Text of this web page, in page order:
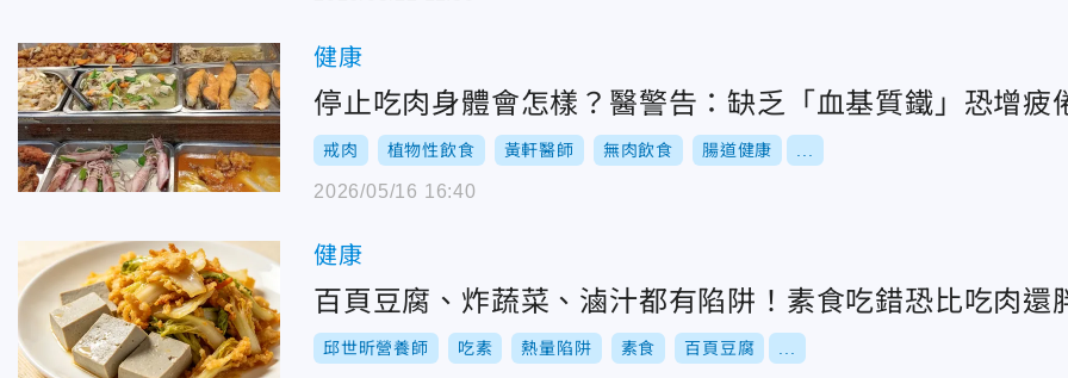
健康
停止吃肉身體會怎樣？醫警告：缺乏「血基質鐵」恐增疲
戒肉 植物性飲食 黃軒醫師 無肉飲食 腸道健康
2026/05/16 16:40
健康
百頁豆腐、炸蔬菜、滷汁都有陷阱！素食吃錯恐比吃肉還
邱世昕營養師 吃素 熱量陷阱 素食 百頁豆腐